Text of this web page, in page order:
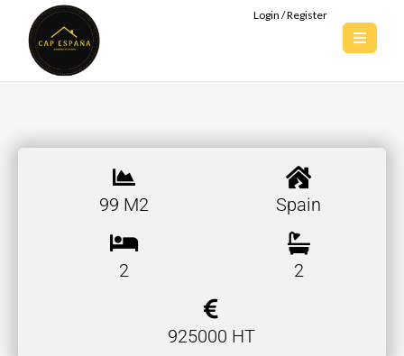
Login / Register
99 M2 Spain
2 2
925000 HT